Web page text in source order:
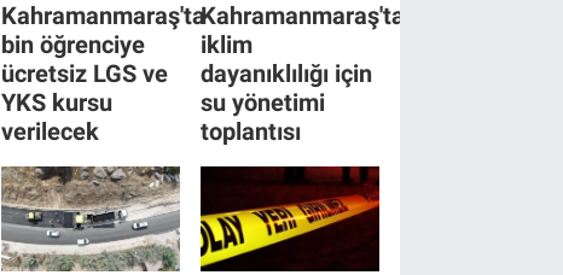
Kahramanmaraş'ta
bin öğrenciye
ücretsiz LGS ve
YKS kursu
verilecek
Kahramanmaraş'ta
iklim
dayanıklılığı için
su yönetimi
toplantısı